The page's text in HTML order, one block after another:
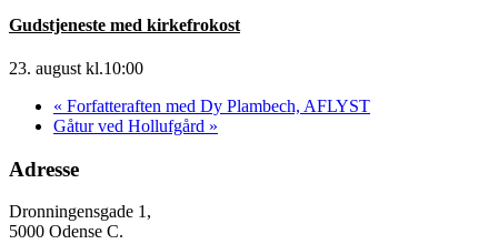
Gudstjeneste med kirkefrokost
23. august kl.10:00
« Forfatteraften med Dy Plambech, AFLYST
Gåtur ved Hollufgård »
Adresse
Dronningensgade 1,
5000 Odense C.